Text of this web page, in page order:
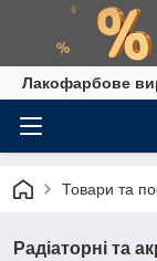
Лакофарбове
Товари та
Радіаторні та